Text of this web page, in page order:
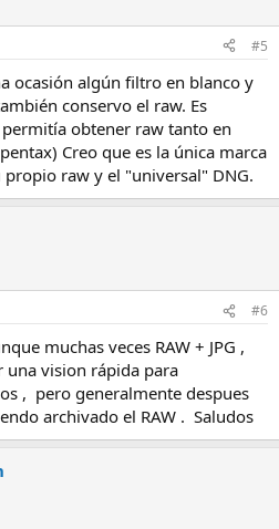
#5
ocasión algún filtro en blanco y
conservo el raw. Es
obtener raw tanto en
Creo que es la única marca
raw y el "universal" DNG.
#6
muchas veces RAW + JPG ,
una vision rápida para
, pero generalmente despues
archivado el RAW . Saludos